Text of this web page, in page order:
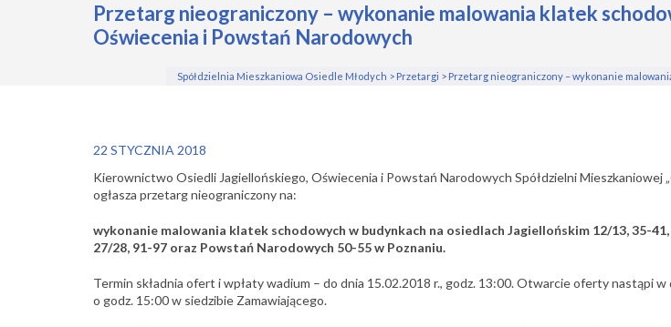
Przetarg nieograniczony – wykonanie malowania klatek
Oświecenia i Powstań Narodowych
Spółdzielnia Mieszkaniowa Osiedle Młodych > Przetargi > Przetarg nieograniczony – wykonanie
22 STYCZNIA 2018
Kierownictwo Osiedli Jagiellońskiego, Oświecenia i Powstań Narodowych Spółdzielni Mieszkaniowej
ogłasza przetarg nieograniczony na:
wykonanie malowania klatek schodowych w budynkach na osiedlach Jagiellońskim 12/13, 35-
27/28, 91-97 oraz Powstań Narodowych 50-55 w Poznaniu.
Termin składnia ofert i wpłaty wadium – do dnia 15.02.2018 r., godz. 13:00. Otwarcie oferty nastąpi w
o godz. 15:00 w siedzibie Zamawiającego.